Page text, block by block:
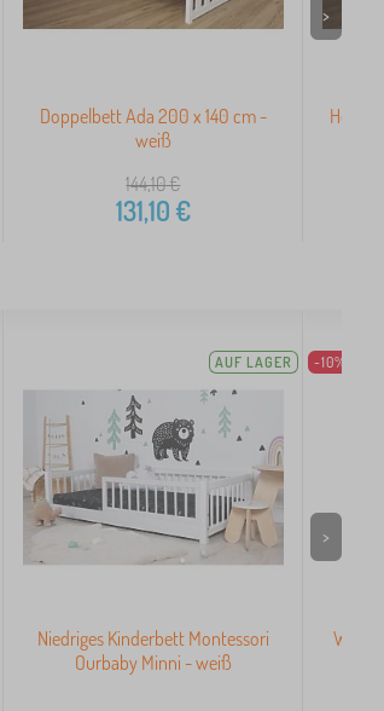
Doppelbett Ada 200 x 140 cm -
weiß
144,10€
131,10€
>
AUF LAGER
Niedriges Kinderbett Montessori
Ourbaby Minni - weiß
-10%
>